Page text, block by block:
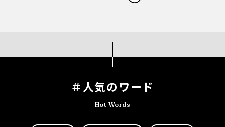
＃人気のワード
Hot Words